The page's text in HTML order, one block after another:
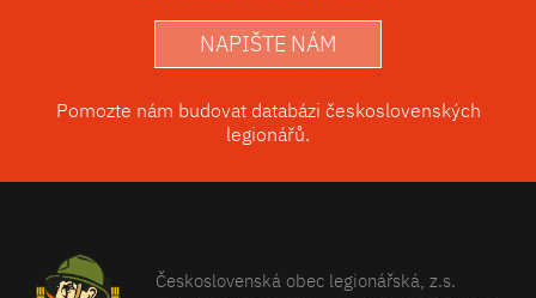
NAPIŠTE NÁM
Pomozte nám budovat databázi československých
legionářů.
Československá obec legionářská, z.s.